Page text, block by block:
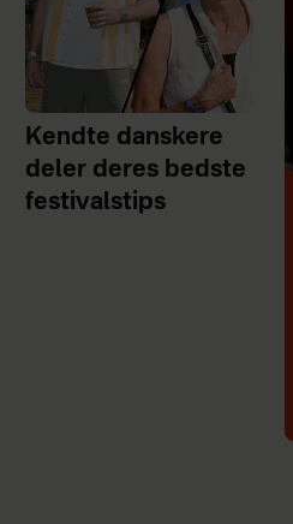
Kendte danskere
deler deres bedste
festivalstips